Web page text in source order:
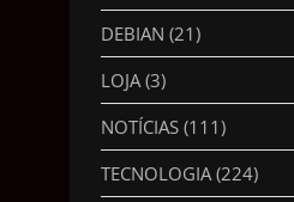
DEBIAN (21)
LOJA (3)
NOTÍCIAS (111)
TECNOLOGIA(224)